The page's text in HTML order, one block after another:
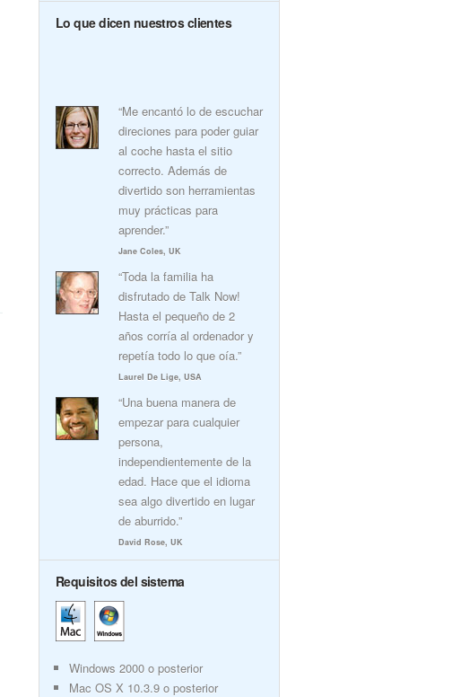
Lo que dicen nuestros clientes
“Me encantó lo de escuchar
direciones para poder guiar
al coche hasta el sitio
correcto. Además de
divertido son herramientas
muy prácticas para
aprender.”
Jane Coles, UK
“Toda la familia ha
disfrutado de Talk Now!
Hasta el pequeño de 2
años corría al ordenador y
repetía todo lo que oía.”
Laurel De Lige, USA
“Una buena manera de
empezar para cualquier
persona,
independientemente de la
edad. Hace que el idioma
sea algo divertido en lugar
de aburrido.”
David Rose, UK
Requisitos del sistema
Windows 2000 o posterior
Mac OS X 10.3.9 o posterior